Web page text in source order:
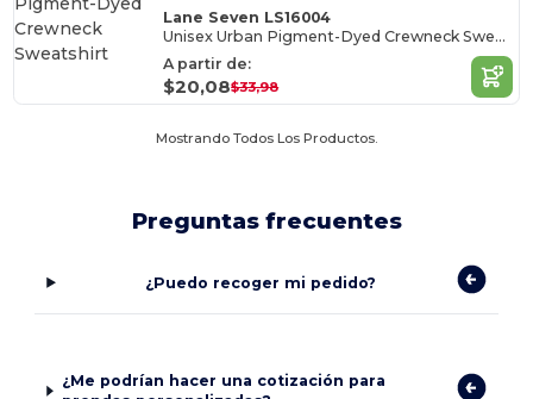
Lane Seven LS16004
Unisex Urban Pigment-Dyed Crewneck Sweatshirt
A partir de:
$20,08$33,98
Mostrando Todos Los Productos.
Preguntas frecuentes
¿Puedo recoger mi pedido?
¿Me podrían hacer una cotización para